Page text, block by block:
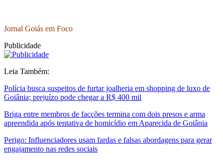
Jornal Goiás em Foco
Publicidade
Leia Também:
Polícia busca suspeitos de furtar joalheria em shopping de luxo de
Goiânia; prejuízo pode chegar a R$ 400 mil
Briga entre membros de facções termina com dois presos e arma
apreendida após tentativa de homicídio em Aparecida de Goiânia
Perigo: Influenciadores usam fardas e falsas abordagens para gerar
engajamento nas redes sociais